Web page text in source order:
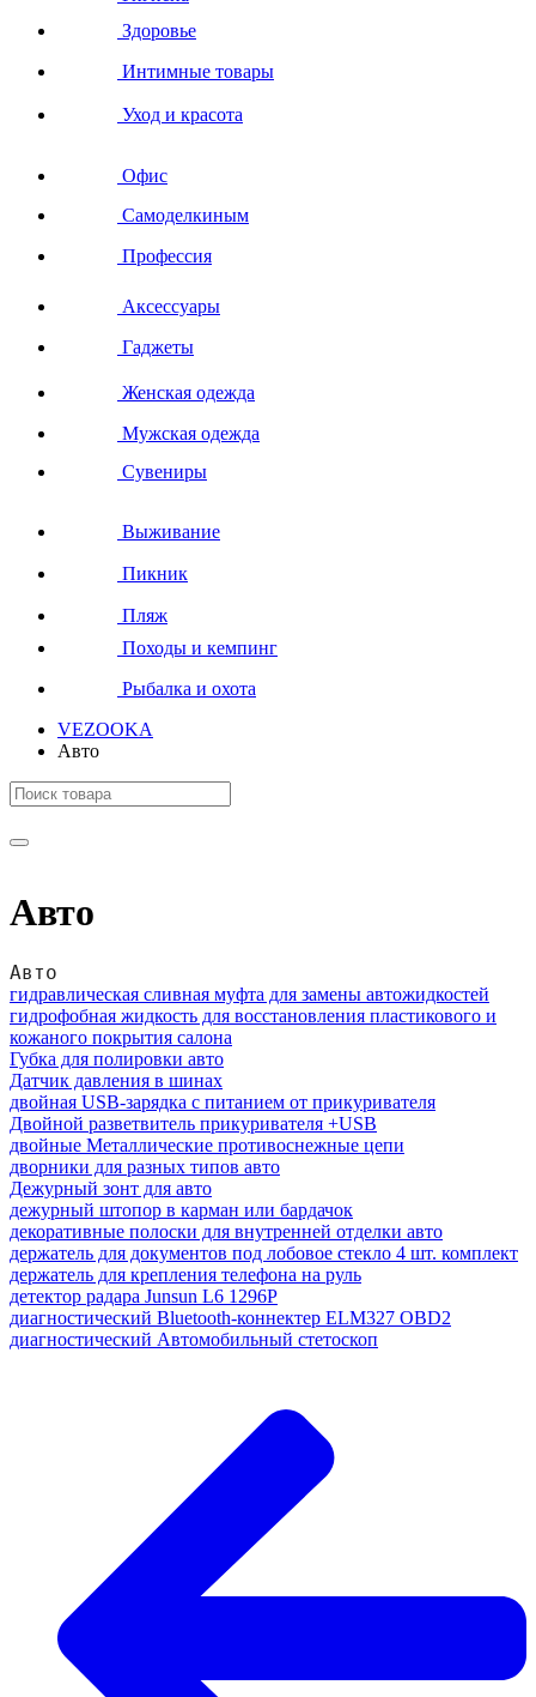
Здоровье
Интимные товары
Уход и красота
Офис
Самоделкиным
Профессия
Аксессуары
Гаджеты
Женская одежда
Мужская одежда
Сувениры
Выживание
Пикник
Пляж
Походы и кемпинг
Рыбалка и охота
VEZOOKA
Авто
Авто
Авто
гидравлическая сливная муфта для замены автожидкостей
гидрофобная жидкость для восстановления пластикового и
кожаного покрытия салона
Губка для полировки авто
Датчик давления в шинах
двойная USB-зарядка с питанием от прикуривателя
Двойной разветвитель прикуривателя +USB
двойные Металлические противоснежные цепи
дворники для разных типов авто
Дежурный зонт для авто
дежурный штопор в карман или бардачок
декоративные полоски для внутренней отделки авто
держатель для документов под лобовое стекло 4 шт. комплект
держатель для крепления телефона на руль
детектор радара Junsun L6 1296P
диагностический Bluetooth-коннектер ELM327 OBD2
диагностический Автомобильный стетоскоп